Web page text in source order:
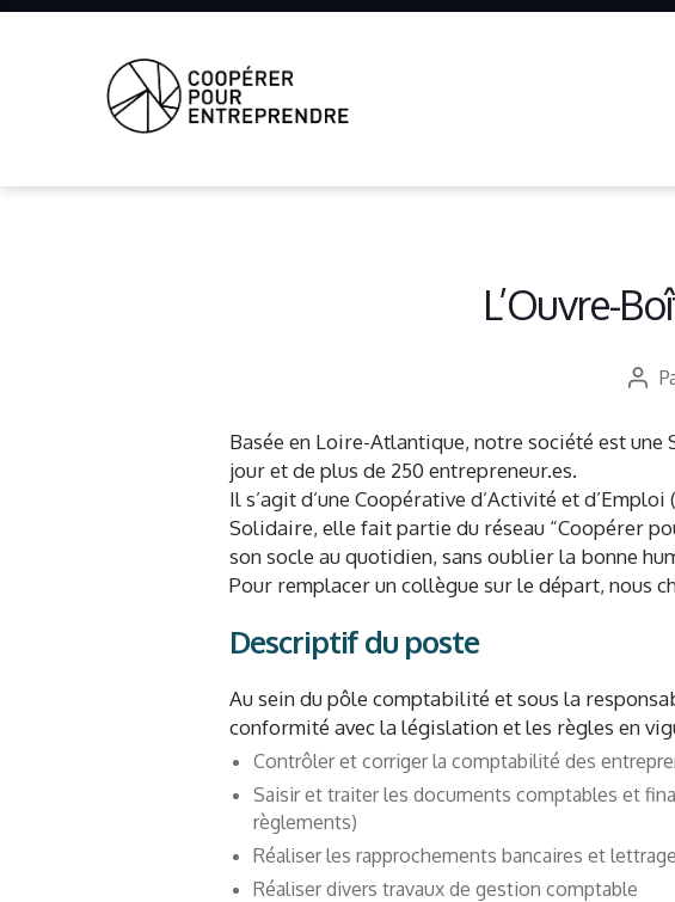
L’Ouvre-
Basée en Loire-Atlantique, notre société est une
jour et de plus de 250 entrepreneur.es.
Il s’agit d’une Coopérative d’Activité et
Solidaire, elle fait partie du réseau “Coopérer
son socle au quotidien, sans oublier la bonne
Pour remplacer un collègue sur le départ, nous
Descriptif du poste
Au sein du pôle comptabilité et sous la
conformité avec la législation et les règles en
Contrôler et corriger la comptabilité des
Saisir et traiter les documents comptables et
règlements)
Réaliser les rapprochements bancaires et
Réaliser divers travaux de gestion comptable